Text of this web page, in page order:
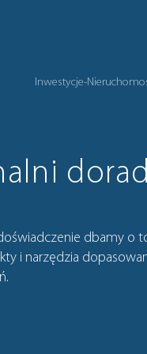
Inwestycje-
dbamy o
i narzędzia